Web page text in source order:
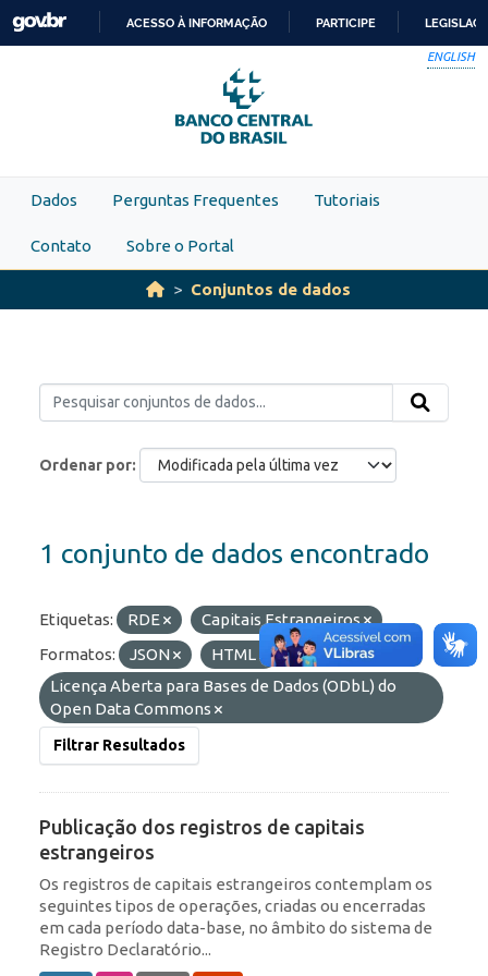
Skip to main content
PARA
O
CONTEÚDO
ACESSO À INFORMAÇÃO PARTICIPE
ENGLISH
Dados Perguntas Frequentes Tutoriais
Contato Sobre o Portal
Conjuntos de dados
Ordenar por
1 conjunto de dados encontrado
Etiquetas: RDE
Capitais Estrangeiros
Formatos:
JSON HTML
Licenças:
Licença Aberta para Bases de Dados (ODbL) do
Open Data Commons
Filtrar Resultados
Publicação dos registros de capitais
estrangeiros
Os registros de capitais estrangeiros contemplam os
seguintes tipos de operações, criadas ou encerradas
em cada período data-base, no âmbito do sistema de
Registro Declaratório...